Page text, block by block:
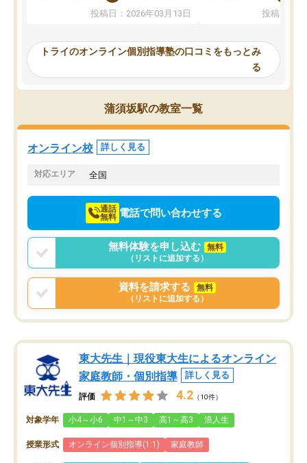
ないのは私たち講師の責任です」と言
ってくださり、確かに！と考えて、思
ったんですが、学生の先生から学ぶこ
み、徐々に成績が上がったらいいなと
思っていました。何が今足りないのか
を的確に指導いただき、子どももびっ
くりするほど楽しんでやる気を持って
塾を受けています。狙い通り、少しず
つ成績も上がり、苦手意識も無くなっ
てきたので、さらに苦手な数学も追加
でお願いしました。来年の高校受験に
投稿日：2026年03月13日
可能なので本当に助か
らないところをピンポイ
頂いて、とてもわかり
していました。一生を
スト、多少お金がかかっ
投稿日：
トライのオンライン個別指導塾の口コミをもっとみ
る
蒲須坂駅の教室一覧
オンライン校 詳しく見る
対応エリア 全国
通話
無料 電話で問い合わせする
無料体験を申し込む
無料
（リストに追加する）
資料を請求する
無料
（リストに追加する）
東大先生｜現役東大生によるオンライン
家庭教師・個別指導
詳しく見る
評価 4.2 （10件）
対象学年 小4～小6 中1～中3 高1～高3 浪人生
授業形式 オンライン個別指導(1:1) 家庭教師